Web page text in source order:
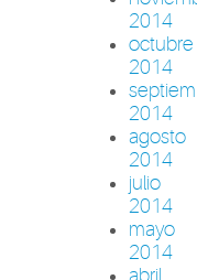
2014
octubre
2014
2014
agosto
2014
julio
2014
mayo
2014
abril